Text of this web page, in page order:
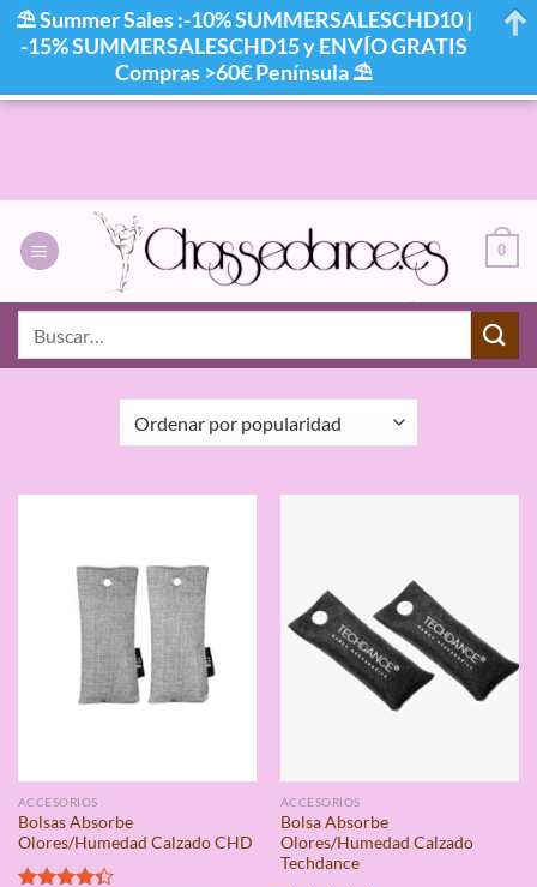
0
INICIO / CALZADO / CONTEMPORÁNEO
FILTRAR
ACCESORIOS
Bolsas Absorbe
Olores/Humedad Calzado CHD
ACCESORIOS
Bolsa Absorbe
Olores/Humedad Calzado
Techdance
⛱ Summer Sales :-10% SUMMERSALESCHD10 |
-15% SUMMERSALESCHD15 y ENVÍO GRATIS
Compras >60€ Península ⛱